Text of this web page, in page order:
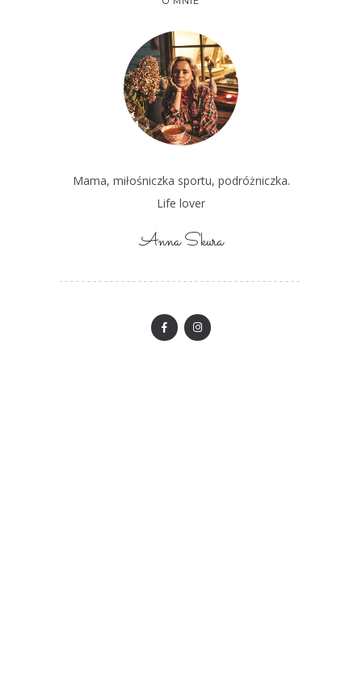
Mama, miłośniczka sportu, podróżniczka.
Life lover
Anna Skura